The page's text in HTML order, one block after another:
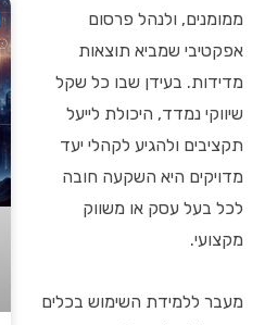
ממומנים, ולנהל פרסום
אפקטיבי שמביא תוצאות
מדידות. בעידן שבו כל שקל
שיווקי נמדד, היכולת לייעל
תקציבים ולהגיע לקהלי יעד
מדויקים היא השקעה חובה
לכל בעל עסק או משווק
מקצועי.
מעבר ללמידת השימוש בכלים